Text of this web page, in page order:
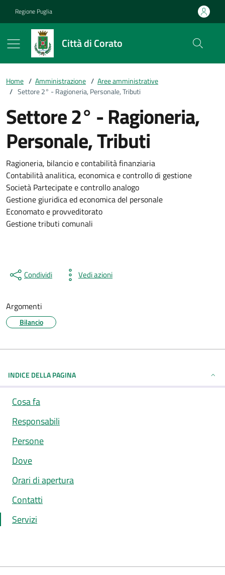
Regione Puglia
Città di Corato
Home / Amministrazione / Aree amministrative
/ Settore 2° - Ragioneria, Personale, Tributi
Settore 2° - Ragioneria,
Personale, Tributi
Ragioneria, bilancio e contabilità finanziaria
Contabilità analitica, economica e controllo di gestione
Società Partecipate e controllo analogo
Gestione giuridica ed economica del personale
Economato e provveditorato
Gestione tributi comunali
Condividi Vedi azioni
Argomenti
Bilancio
INDICE DELLA PAGINA
Cosa fa
Responsabili
Persone
Dove
Orari di apertura
Contatti
Servizi